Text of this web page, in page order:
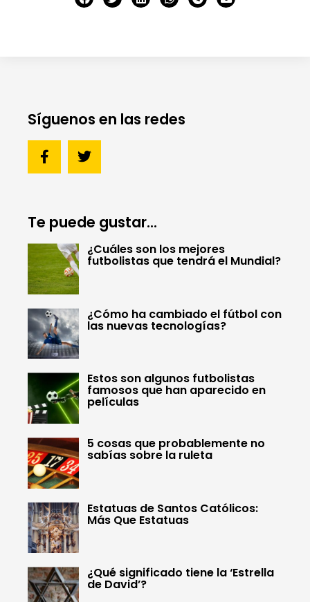
Síguenos en las redes
Te puede gustar...
¿Cuáles son los mejores
futbolistas que tendrá el Mundial?
¿Cómo ha cambiado el fútbol con
las nuevas tecnologías?
Estos son algunos futbolistas
famosos que han aparecido en
películas
5 cosas que probablemente no
sabías sobre la ruleta
Estatuas de Santos Católicos:
Más Que Estatuas
¿Qué significado tiene la ‘Estrella
de David’?